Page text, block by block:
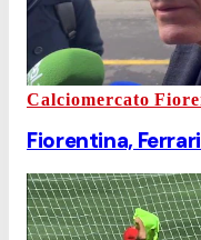
Calciomercato
Fiorentina,